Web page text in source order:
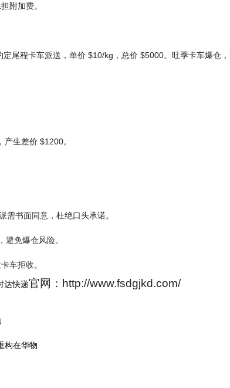
附加费。
程卡车派送，单价 $10/kg，总价 $5000。旺季卡车爆仓
生差价 $1200。
书面同意，杜绝口头承诺。
免爆仓风险。
车拒收。
达快递官网：http://www.fsdgjkd.com/
构在华物